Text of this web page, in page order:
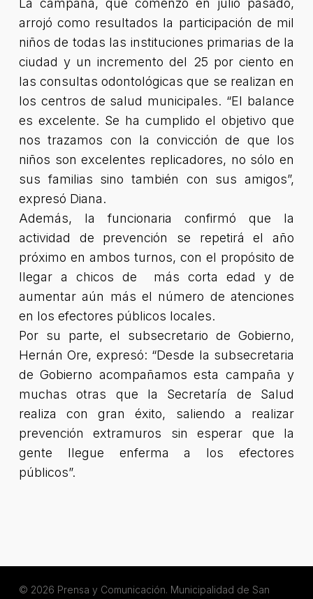
La campaña, que comenzó en julio pasado,
arrojó como resultados la participación de mil
niños de todas las instituciones primarias de la
ciudad y un incremento del 25 por ciento en
las consultas odontológicas que se realizan en
los centros de salud municipales. “El balance
es excelente. Se ha cumplido el objetivo que
nos trazamos con la convicción de que los
niños son excelentes replicadores, no sólo en
sus familias sino también con sus amigos”,
expresó Diana.
Además, la funcionaria confirmó que la
actividad de prevención se repetirá el año
próximo en ambos turnos, con el propósito de
llegar a chicos de más corta edad y de
aumentar aún más el número de atenciones
en los efectores públicos locales.
Por su parte, el subsecretario de Gobierno,
Hernán Ore, expresó: “Desde la subsecretaria
de Gobierno acompañamos esta campaña y
muchas otras que la Secretaría de Salud
realiza con gran éxito, saliendo a realizar
prevención extramuros sin esperar que la
gente llegue enferma a los efectores
públicos”.
© 2026 Prensa y Comunicación. Municipalidad de San